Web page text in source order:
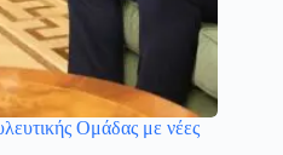
Ομάδας με νέες